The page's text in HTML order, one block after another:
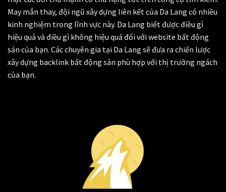
May mắn thay, đội ngũ xây dựng liên kết của Da Lang có nhiều
kinh nghiệm trong lĩnh vực này. Da Lang biết được điều gì
hiệu quả và điều gì không hiệu quả đối với website bất động
sản của bạn. Các chuyên gia tại Da Lang sẽ đưa ra chiến lược
xây dựng backlink bất động sản phù hợp với thị trường ngách
của bạn.